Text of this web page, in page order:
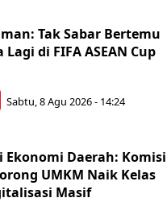
Tak Sabar Bertemu
di FIFA ASEAN Cup
Sabtu, 8 Agu 2026 - 14:24
Ekonomi Daerah: Komisi
UMKM Naik Kelas
Masif